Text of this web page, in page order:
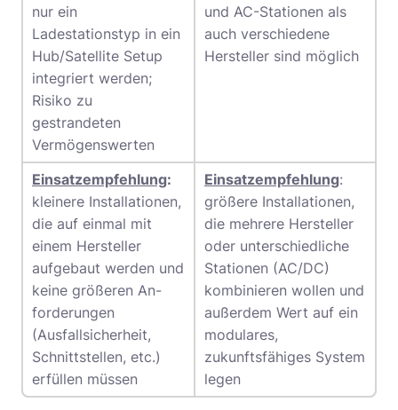
nur ein
Ladestationstyp in ein
Hub/Satellite Setup
integriert werden;
Risiko zu
gestrandeten
Vermögenswerten
und AC-Stationen als
auch verschiedene
Hersteller sind möglich
Einsatzempfehlung:
kleinere Installationen,
die auf einmal mit
einem Hersteller
aufgebaut werden und
keine größeren An-
forderungen
(Ausfallsicherheit,
Schnittstellen, etc.)
erfüllen müssen
Einsatzempfehlung:
größere Installationen,
die mehrere Hersteller
oder unterschiedliche
Stationen (AC/DC)
kombinieren wollen und
außerdem Wert auf ein
modulares,
zukunftsfähiges System
legen